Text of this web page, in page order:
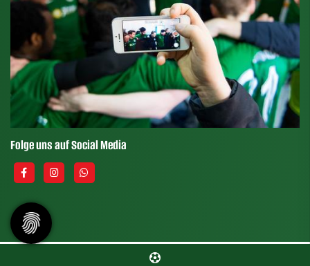
Folge uns auf Social Media